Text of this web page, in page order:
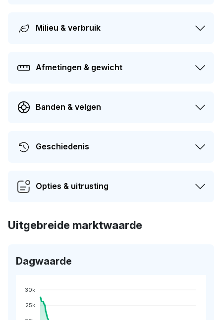
Milieu & verbruik
Afmetingen & gewicht
Banden & velgen
Geschiedenis
Opties & uitrusting
Uitgebreide marktwaarde
Dagwaarde
30k
25k